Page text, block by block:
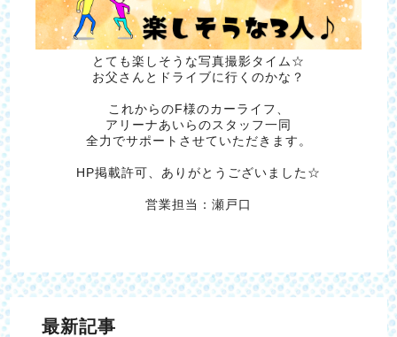
とても楽しそうな写真撮影タイム☆
お父さんとドライブに行くのかな？
これからのF様のカーライフ、
アリーナあいらのスタッフ一同
全力でサポートさせていただきます。
HP掲載許可、ありがとうございました☆
営業担当：瀬戸口
最新記事